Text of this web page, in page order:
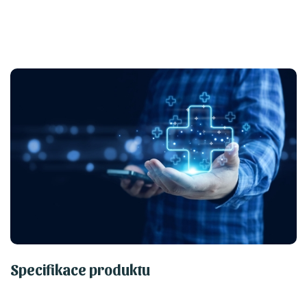
Specifikace produktu